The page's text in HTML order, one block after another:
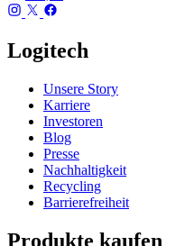
Logitech
Unsere Story
Karriere
Investoren
Blog
Presse
Nachhaltigkeit
Recycling
Barrierefreiheit
Produkte kaufen